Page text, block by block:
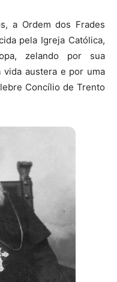
a Ordem dos Frades
pela Igreja Católica,
zelando por sua
vida austera e por uma
Concílio de Trento